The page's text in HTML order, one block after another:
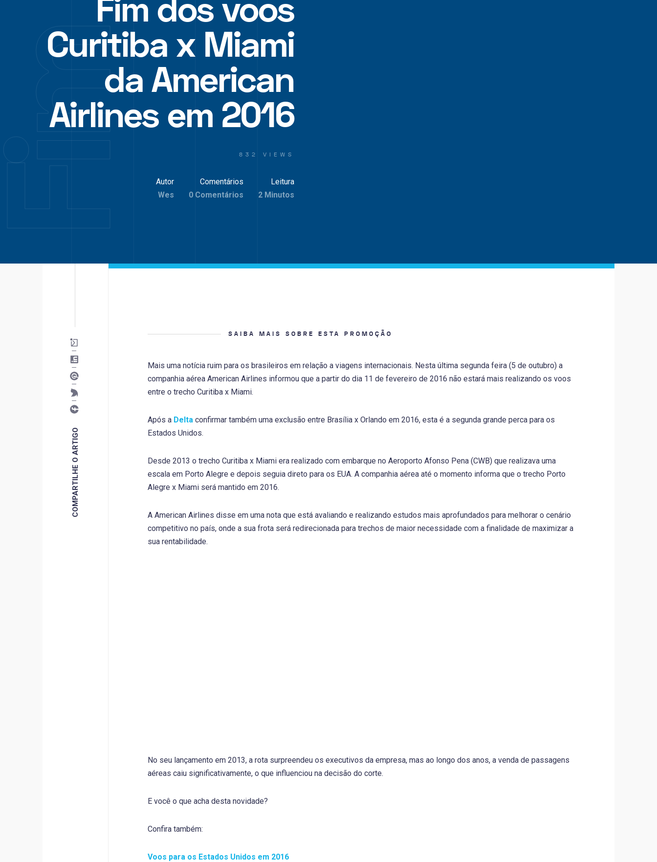
Fim dos voos
Curitiba x Miami
da American
Airlines em 2016
832 VIEWS
Autor
Wes
Comentários
0 Comentários
Leitura
2 Minutos
COMPARTILHE O ARTIGO
SAIBA MAIS SOBRE ESTA PROMOÇÃO
Mais uma notícia ruim para os brasileiros em relação a viagens internacionais. Nesta última segunda feira (5 de outubro) a
companhia aérea American Airlines informou que a partir do dia 11 de fevereiro de 2016 não estará mais realizando os voos
entre o trecho Curitiba x Miami.
Após a Deltaconfirmar também uma exclusão entre Brasília x Orlando em 2016, esta é a segunda grande perca para os
Estados Unidos.
Desde 2013 o trecho Curitiba x Miami era realizado com embarque no Aeroporto Afonso Pena (CWB) que realizava uma
escala em Porto Alegre e depois seguia direto para os EUA. A companhia aérea até o momento informa que o trecho Porto
Alegre x Miami será mantido em 2016.
A American Airlines disse em uma nota que está avaliando e realizando estudos mais aprofundados para melhorar o cenário
competitivo no país, onde a sua frota será redirecionada para trechos de maior necessidade com a finalidade de maximizar a
sua rentabilidade.
No seu lançamento em 2013, a rota surpreendeu os executivos da empresa, mas ao longo dos anos, a venda de passagens
aéreas caiu significativamente, o que influenciou na decisão do corte.
E você o que acha desta novidade?
Confira também:
Voos para os Estados Unidos em 2016